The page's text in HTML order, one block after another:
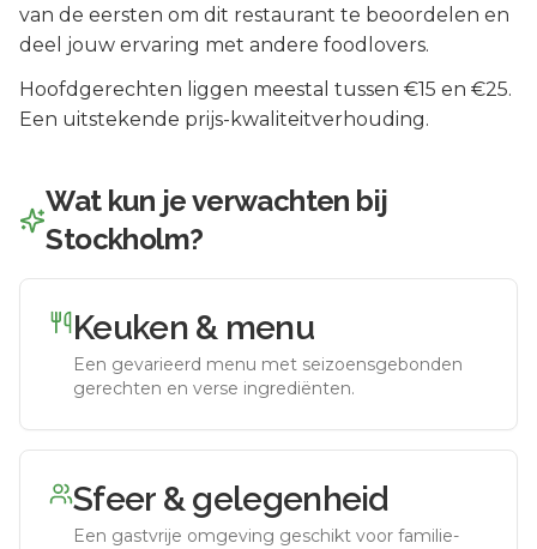
van de eersten om dit restaurant te beoordelen en
deel jouw ervaring met andere foodlovers.
Hoofdgerechten liggen meestal tussen €15 en €25.
Een uitstekende prijs-kwaliteitverhouding.
Wat kun je verwachten bij
Stockholm?
Keuken & menu
Een gevarieerd menu met seizoensgebonden
gerechten en verse ingrediënten.
Sfeer & gelegenheid
Een gastvrije omgeving geschikt voor familie-